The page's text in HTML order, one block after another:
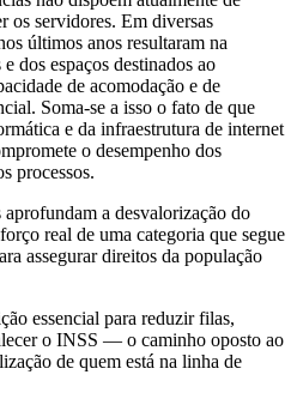
os servidores. Em diversas
últimos anos resultaram na
dos espaços destinados ao
de acomodação e de
Soma-se a isso o fato de que
e da infraestrutura de internet
o desempenho dos
processos.
aprofundam a desvalorização do
real de uma categoria que segue
assegurar direitos da população
essencial para reduzir filas,
o INSS — o caminho oposto ao
de quem está na linha de